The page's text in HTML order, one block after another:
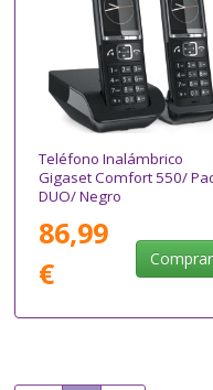
Teléfono Inalámbrico
Gigaset Comfort 550/
DUO/ Negro
86,99
€
Comprar